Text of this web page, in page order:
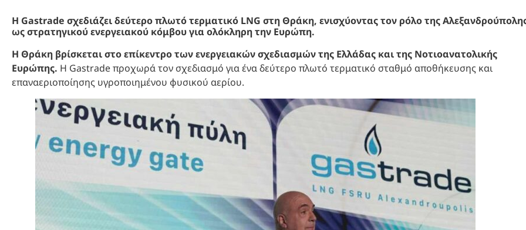
Η Gastrade σχεδιάζει δεύτερο πλωτό τερματικό LNG στη Θράκη, ενισχύοντας τον ρόλο της
ως στρατηγικού ενεργειακού κόμβου για ολόκληρη την Ευρώπη.
Η Θράκη βρίσκεται στο επίκεντρο των ενεργειακών σχεδιασμών της Ελλάδας και της Νοτιοανατολικής
Ευρώπης. Η Gastrade προχωρά τον σχεδιασμό για ένα δεύτερο πλωτό τερματικό σταθμό αποθήκευσης και
επαναεριοποίησης υγροποιημένου φυσικού αερίου.